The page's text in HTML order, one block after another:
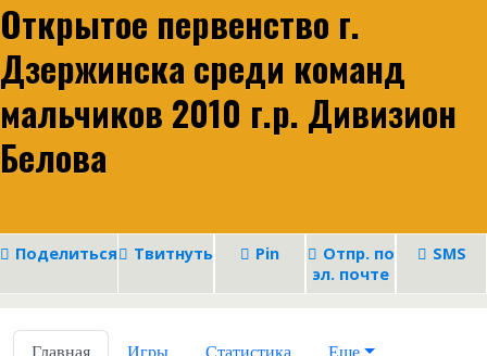
Открытое первенство г.
Дзержинска среди команд
мальчиков 2010 г.р. Дивизион
Белова
Поделиться Твитнуть Pin
Отпр. по
эл. почте
SMS